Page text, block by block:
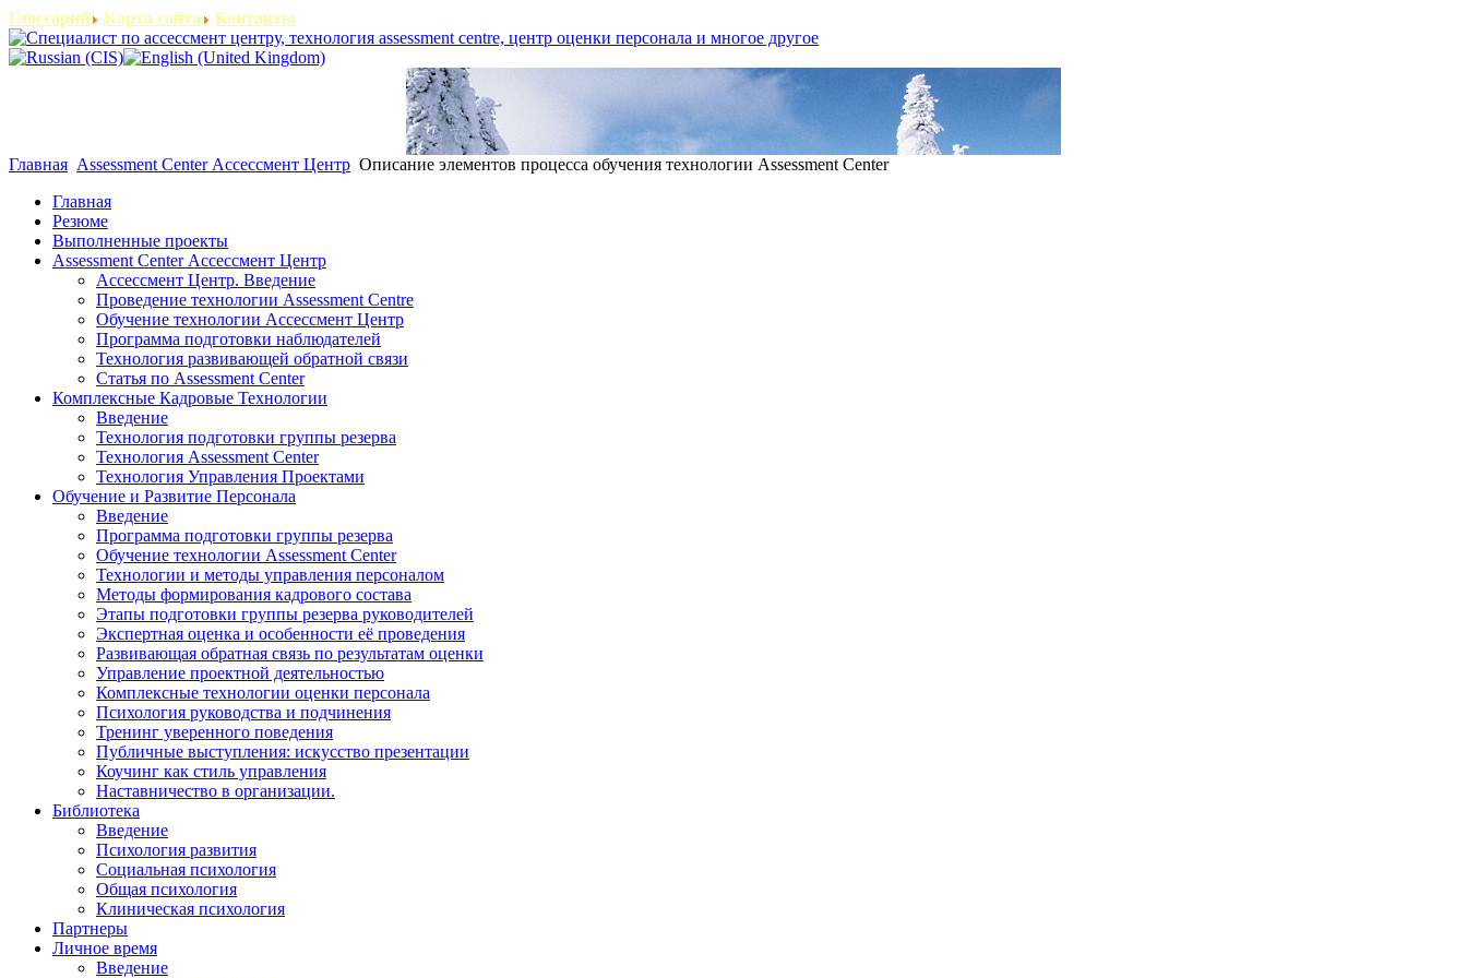
Глоссарий Карта сайта Контакты
Главная Assessment Center Ассессмент Центр Описание элементов процесса обучения технологии Assessment Center
Главная
Резюме
Выполненные проекты
Assessment Center Ассессмент Центр
Ассессмент Центр. Введение
Проведение технологии Assessment Centre
Обучение технологии Ассессмент Центр
Программа подготовки наблюдателей
Технология развивающей обратной связи
Статья по Assessment Center
Комплексные Кадровые Технологии
Введение
Технология подготовки группы резерва
Технология Assessment Center
Технология Управления Проектами
Обучение и Развитие Персонала
Введение
Программа подготовки группы резерва
Обучение технологии Assessment Center
Технологии и методы управления персоналом
Методы формирования кадрового состава
Этапы подготовки группы резерва руководителей
Экспертная оценка и особенности её проведения
Развивающая обратная связь по результатам оценки
Управление проектной деятельностью
Комплексные технологии оценки персонала
Психология руководства и подчинения
Тренинг уверенного поведения
Публичные выступления: искусство презентации
Коучинг как стиль управления
Наставничество в организации.
Библиотека
Введение
Психология развития
Социальная психология
Общая психология
Клиническая психология
Партнеры
Личное время
Введение